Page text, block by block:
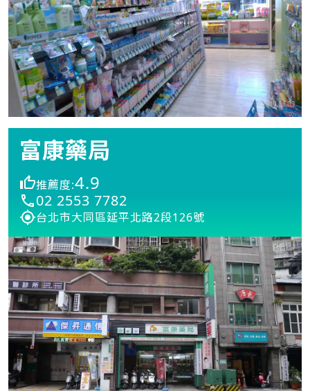
富康藥局
推薦度:4.9
02 2553 7782
台北市大同區延平北路2段126號